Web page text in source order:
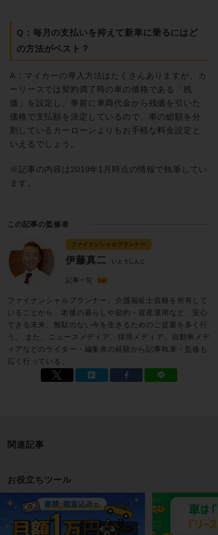
Q：毎月の支払いを抑えて新車に乗るにはど
の方法がベスト？
A：マイカーの導入方法はたくさんありますが、カ
ーリースでは契約満了時の車の価格である「残
価」を設定し、事前に車両代金から残価を引いた
価格で支払額を決定しているので、車の総額を分
割しているカーローンよりもお手軽な料金設定と
いえるでしょう。
※記事の内容は2019年1月時点の情報で執筆してい
ます。
この記事の監修者
ファイナンシャルプランナー
伊藤真二 いとうしんじ
記事一覧
ファイナンシャルプランナー。介護福祉士資格を所有して
いることから、老後の暮らしや節約・資産運用など、安心
できる未来、無駄のない今を生きるためのご提案を多く行
う。 また、ニュースメディア、採用メディア、自動車メデ
ィアなどのライター・編集者の経験から記事執筆・監修も
広く行っている。
関連記事
お役立ちツール